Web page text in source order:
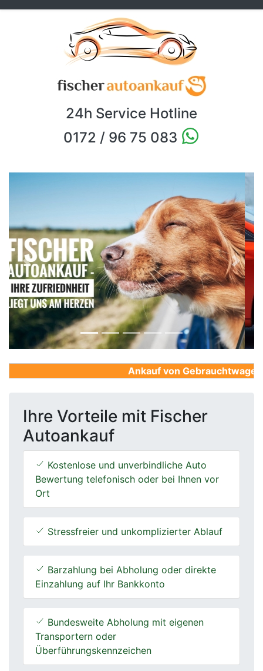
24h Service Hotline
0172 / 96 75 083
Previous Next
Ankauf von
Ihre Vorteile mit Fischer
Autoankauf
Kostenlose und unverbindliche Auto
Bewertung telefonisch oder bei Ihnen vor
Ort
Stressfreier und unkomplizierter Ablauf
Barzahlung bei Abholung oder direkte
Einzahlung auf Ihr Bankkonto
Bundesweite Abholung mit eigenen
Transportern oder
Überführungskennzeichen